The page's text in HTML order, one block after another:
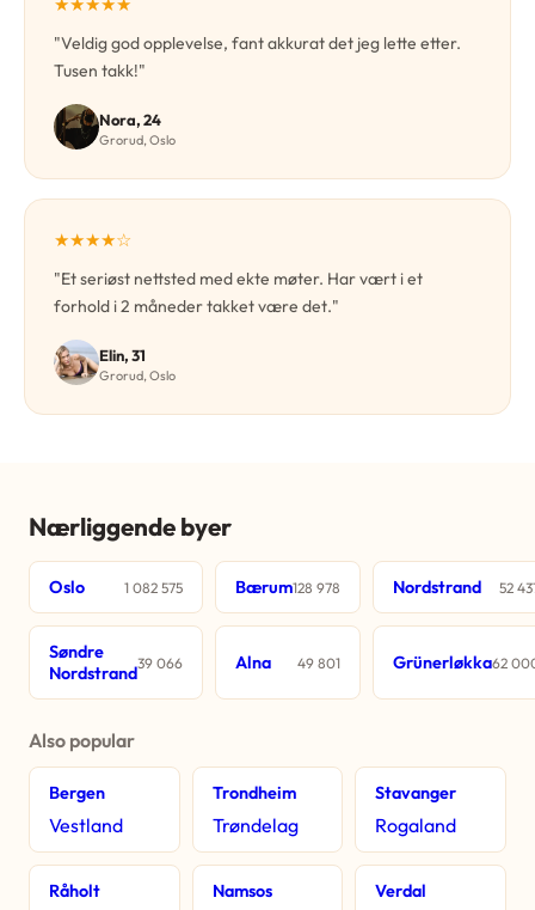
"Veldig god opplevelse, fant akkurat det jeg lette etter.
Tusen takk!"
Nora, 24
Grorud, Oslo
★★★★☆
"Et seriøst nettsted med ekte møter. Har vært i et
forhold i 2 måneder takket være det."
Elin, 31
Grorud, Oslo
Nærliggende byer
Oslo 1 082 575 Bærum128 978 Nordstrand 52
Søndre
Nordstrand39 066 Alna 49 801 Grünerløkka62
Also popular
Bergen
Vestland
Trondheim
Trøndelag
Stavanger
Rogaland
Råholt Namsos Verdal